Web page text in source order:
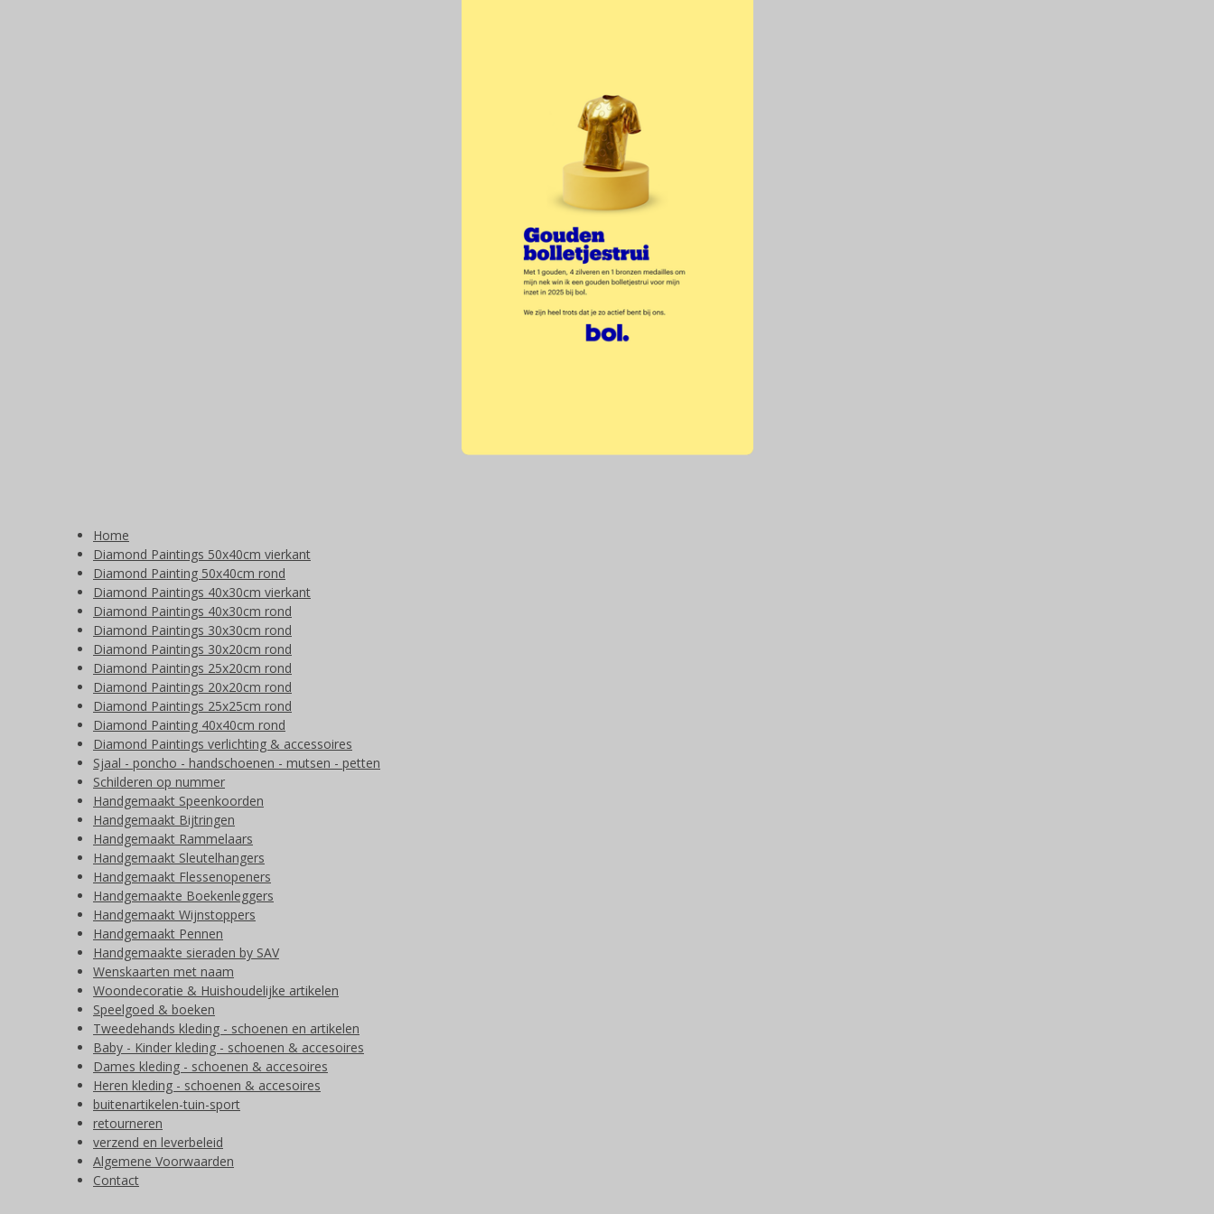
Home
Diamond Paintings 50x40cm vierkant
Diamond Painting 50x40cm rond
Diamond Paintings 40x30cm vierkant
Diamond Paintings 40x30cm rond
Diamond Paintings 30x30cm rond
Diamond Paintings 30x20cm rond
Diamond Paintings 25x20cm rond
Diamond Paintings 20x20cm rond
Diamond Paintings 25x25cm rond
Diamond Painting 40x40cm rond
Diamond Paintings verlichting & accessoires
Sjaal - poncho - handschoenen - mutsen - petten
Schilderen op nummer
Handgemaakt Speenkoorden
Handgemaakt Bijtringen
Handgemaakt Rammelaars
Handgemaakt Sleutelhangers
Handgemaakt Flessenopeners
Handgemaakte Boekenleggers
Handgemaakt Wijnstoppers
Handgemaakt Pennen
Handgemaakte sieraden by SAV
Wenskaarten met naam
Woondecoratie & Huishoudelijke artikelen
Speelgoed & boeken
Tweedehands kleding - schoenen en artikelen
Baby - Kinder kleding - schoenen & accesoires
Dames kleding - schoenen & accesoires
Heren kleding - schoenen & accesoires
buitenartikelen-tuin-sport
retourneren
verzend en leverbeleid
Algemene Voorwaarden
Contact